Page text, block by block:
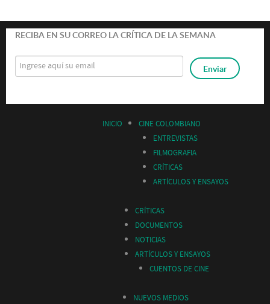
RECIBA EN SU CORREO LA CRÍTICA DE LA SEMANA
INICIO
CINE COLOMBIANO
ENTREVISTAS
FILMOGRAFIA
CRÍTICAS
ARTÍCULOS Y ENSAYOS
CRÍTICAS
DOCUMENTOS
NOTICIAS
ARTÍCULOS Y ENSAYOS
CUENTOS DE CINE
NUEVOS MEDIOS